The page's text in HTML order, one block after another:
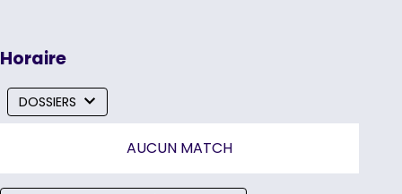
Horaire
DOSSIERS
AUCUN MATCH